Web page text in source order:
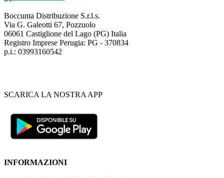
Boccunta Distribuzione S.r.l.s.
Via G. Galeotti 67, Pozzuolo
06061 Castiglione del Lago (PG) Italia
Registro Imprese Perugia: PG - 370834
p.i.: 03993160542
SCARICA LA NOSTRA APP
INFORMAZIONI